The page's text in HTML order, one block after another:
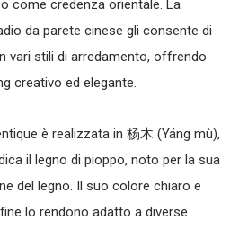
o come credenza orientale. La
da parete cinese gli consente di
vari stili di arredamento, offrendo
creativo ed elegante.
è realizzata in 杨木 (Yáng mù),
il legno di pioppo, noto per la sua
del legno. Il suo colore chiaro e
lo rendono adatto a diverse